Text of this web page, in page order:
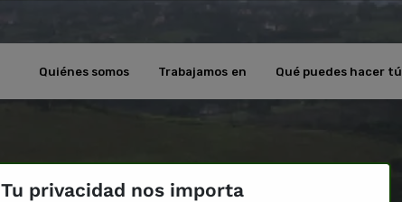
Quiénes somos Trabajamos en Qué puedes hacer tú
Tu privacidad nos importa